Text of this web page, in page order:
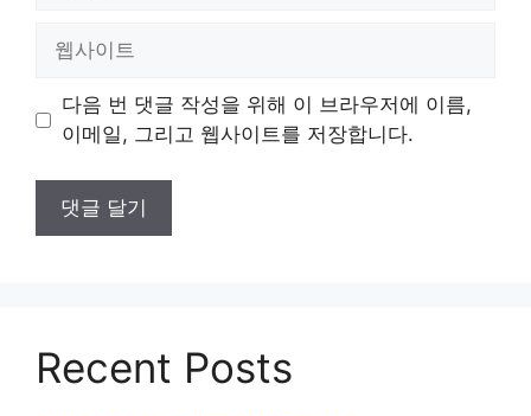
트
다음 번 댓글 작성을 위해 이 브라우저에 이름,
이메일, 그리고 웹사이트를 저장합니다.
Recent Posts